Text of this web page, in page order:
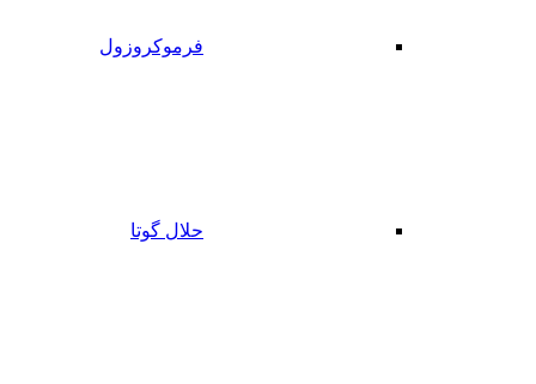
فرموکروزول
حلال گوتا